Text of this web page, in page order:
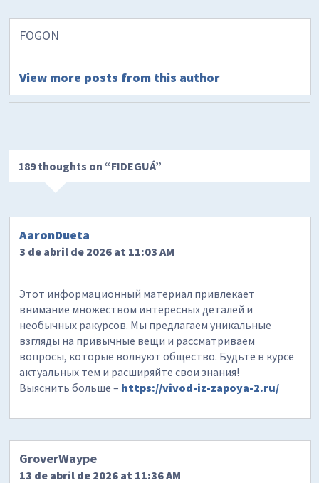
FOGON
View more posts from this author
189 thoughts on “FIDEGUÁ”
AaronDueta
3 de abril de 2026 at 11:03 AM
Этот информационный материал привлекает
внимание множеством интересных деталей и
необычных ракурсов. Мы предлагаем уникальные
взгляды на привычные вещи и рассматриваем
вопросы, которые волнуют общество. Будьте в курсе
актуальных тем и расширяйте свои знания!
Выяснить больше – https://vivod-iz-zapoya-2.ru/
GroverWaype
13 de abril de 2026 at 11:36 AM